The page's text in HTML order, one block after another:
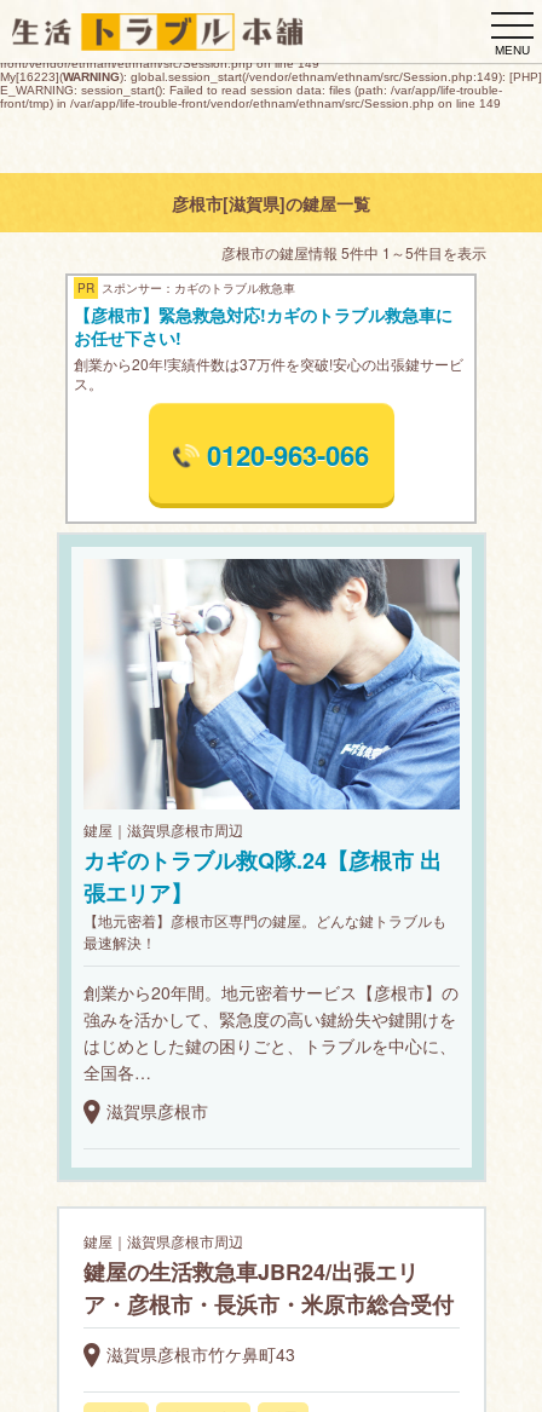
E_WARNING: session_start(): open(/var/app/life-trouble-
front/tmp/sess_70a6267597fc12e5c7a4138157d083c6c9c10cc3ec8291b18a4966286e43f9ab,
O_RDWR) failed: デバイスに空き領域がありません (28) in /var/app/life-trouble-
front/vendor/ethnam/ethnam/src/Session.php on line 149
My[16223](WARNING): global.session_start(/vendor/ethnam/ethnam/src/Session.php:149): [PHP]
E_WARNING: session_start(): Failed to read session data: files (path: /var/app/life-trouble-
front/tmp) in /var/app/life-trouble-front/vendor/ethnam/ethnam/src/Session.php on line 149
MENU
彦根市[滋賀県]の鍵屋一覧
彦根市の鍵屋情報 5件中 1～5件目を表示
PR スポンサー：カギのトラブル救急車
【彦根市】緊急救急対応!カギのトラブル救急車に
お任せ下さい!
創業から20年!実績件数は37万件を突破!安心の出張鍵サービ
ス。
0120-963-066
鍵屋｜滋賀県彦根市周辺
カギのトラブル救Q隊.24【彦根市 出
張エリア】
【地元密着】彦根市区専門の鍵屋。どんな鍵トラブルも
最速解決！
創業から20年間。地元密着サービス【彦根市】の
強みを活かして、緊急度の高い鍵紛失や鍵開けを
はじめとした鍵の困りごと、トラブルを中心に、
全国各…
滋賀県彦根市
鍵屋｜滋賀県彦根市周辺
鍵屋の生活救急車JBR24/出張エリ
ア・彦根市・長浜市・米原市総合受付
滋賀県彦根市竹ケ鼻町43